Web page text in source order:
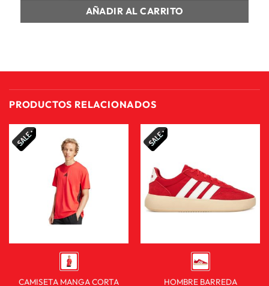
AÑADIR AL CARRITO
PRODUCTOS RELACIONADOS
CAMISETA MANGA CORTA
HOMBRE BARREDA